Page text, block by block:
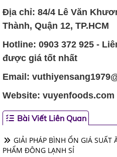
Địa chỉ: 84/4 Lê Văn
Thành, Quận 12, TP.HCM
Hotline: 0903 372 925 -
được giá tốt nhất
Email:
Website: vuyenfoods.com
Bài Viết Liên Quan
GIẢI PHÁP BÌNH ỔN GIÁ SUẤT
PHẨM ĐÔNG LẠNH SỈ